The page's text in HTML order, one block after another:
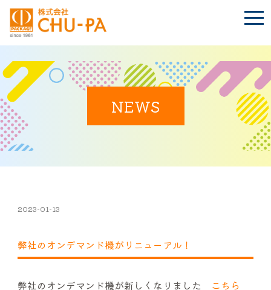
t
o
e
n
a
v
i
g
a
t
o
n
Language BLOG
会社案内
製品紹介
サービス案内
NEWS
2023-01-13
弊社のオンデマンド機がリニューアル！
弊社のオンデマンド機が新しくなりました こちら